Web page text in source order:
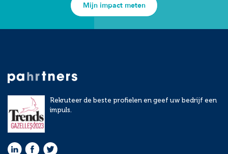
Mijn impact meten
Rekruteer de beste profielen en geef uw bedrijf een
impuls.